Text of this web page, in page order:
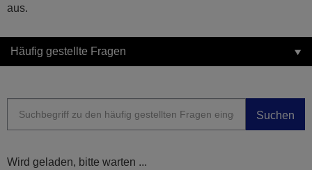
aus.
Häufig gestellte Fragen
Suchen
Wird geladen, bitte warten ...